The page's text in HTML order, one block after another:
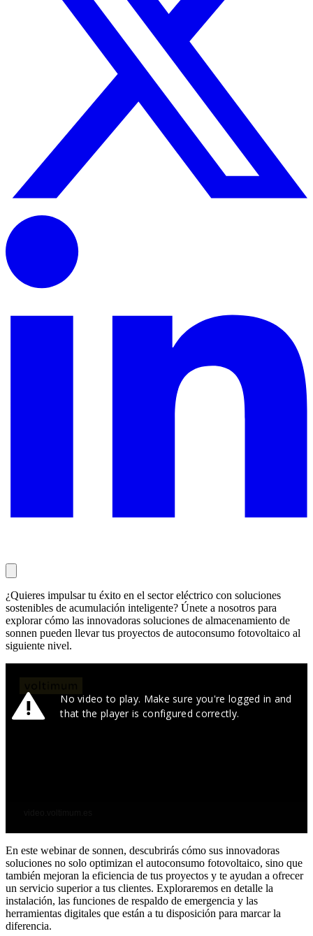
¿Quieres impulsar tu éxito en el sector eléctrico con soluciones
sostenibles de acumulación inteligente? Únete a nosotros para
explorar cómo las innovadoras soluciones de almacenamiento de
sonnen pueden llevar tus proyectos de autoconsumo fotovoltaico al
siguiente nivel.
En este webinar de sonnen, descubrirás cómo sus innovadoras
soluciones no solo optimizan el autoconsumo fotovoltaico, sino que
también mejoran la eficiencia de tus proyectos y te ayudan a ofrecer
un servicio superior a tus clientes. Exploraremos en detalle la
instalación, las funciones de respaldo de emergencia y las
herramientas digitales que están a tu disposición para marcar la
diferencia.